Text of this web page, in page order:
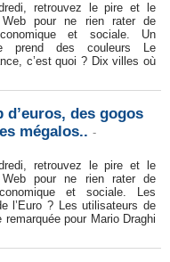
retrouvez le pire et le
pour ne rien rater de
et sociale. Un
prend des couleurs Le
c’est quoi ? Dix villes où
d’euros, des gogos
mégalos.. -
retrouvez le pire et le
pour ne rien rater de
et sociale. Les
l’Euro ? Les utilisateurs de
pour Mario Draghi